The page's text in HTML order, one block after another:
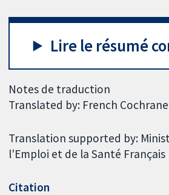
Lire le résumé
Notes de traduction
Translated by: French
Translation supported by:
l'Emploi et de la Santé Français
Citation